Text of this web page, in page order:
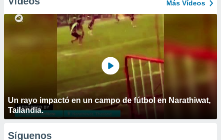
Más Vídeos
Un rayo impactó en un campo de fútbol en Narathiwat,
Tailandia.
Síguenos